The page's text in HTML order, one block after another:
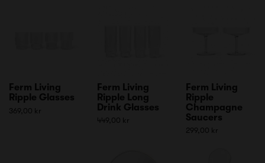
Ferm Living
Ripple Glasses
369,00 kr
Ferm Living
Ripple Long
Drink Glasses
449,00 kr
Ferm Living
Ripple
Champagne
Saucers
299,00 kr